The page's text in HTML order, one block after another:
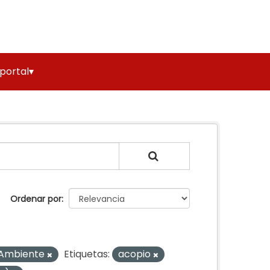
Ordenar por
Etiquetas:
acopio